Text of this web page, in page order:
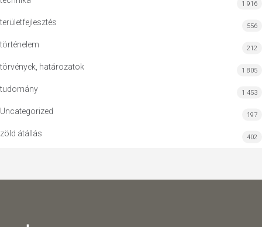
1 916
területfejlesztés 556
történelem 212
törvények, határozatok 1 805
tudomány 1 453
Uncategorized 197
zöld átállás 402